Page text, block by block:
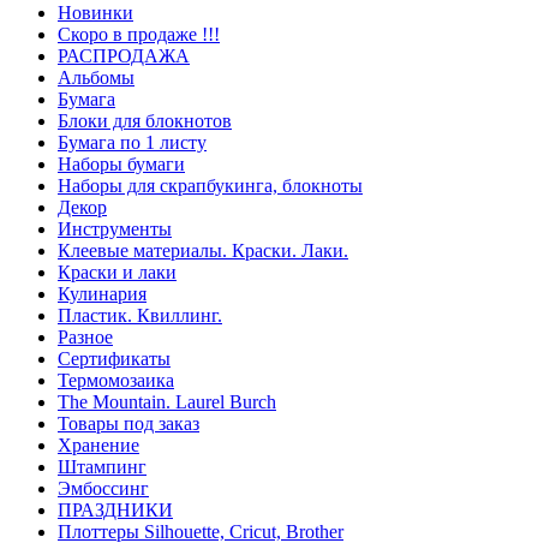
Новинки
Скоро в продаже !!!
РАСПРОДАЖА
Альбомы
Бумага
Блоки для блокнотов
Бумага по 1 листу
Наборы бумаги
Наборы для скрапбукинга, блокноты
Декор
Инструменты
Клеевые материалы. Краски. Лаки.
Краски и лаки
Кулинария
Пластик. Квиллинг.
Разное
Сертификаты
Термомозаика
The Mountain. Laurel Burch
Товары под заказ
Хранение
Штампинг
Эмбоссинг
ПРАЗДНИКИ
Плоттеры Silhouette, Cricut, Brother